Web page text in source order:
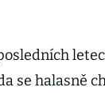
se halasně